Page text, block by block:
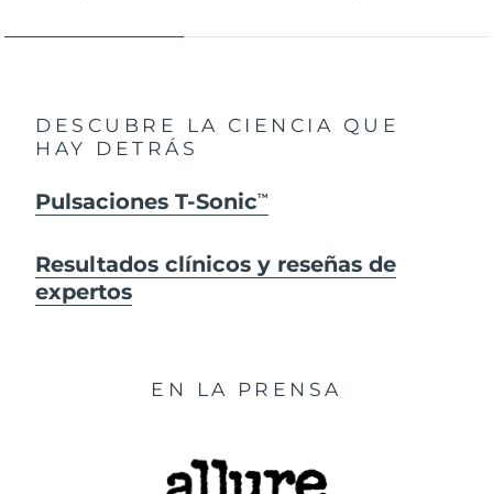
DESCUBRE LA CIENCIA QUE
HAY DETRÁS
Pulsaciones T-SonicTM
Resultados clínicos y reseñas de
expertos
EN LA PRENSA